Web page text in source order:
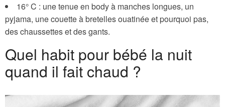
16° C : une tenue en body à manches longues, un
pyjama, une couette à bretelles ouatinée et pourquoi pas,
des chaussettes et des gants.
Quel habit pour bébé la nuit
quand il fait chaud ?